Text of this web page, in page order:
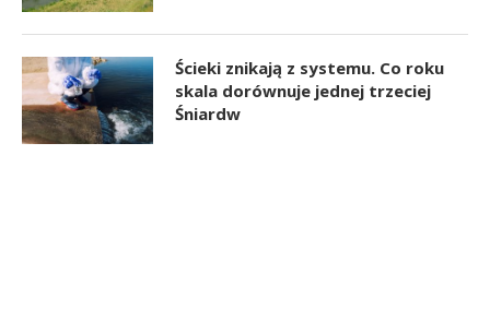
Ścieki znikają z systemu. Co roku
skala dorównuje jednej trzeciej
Śniardw